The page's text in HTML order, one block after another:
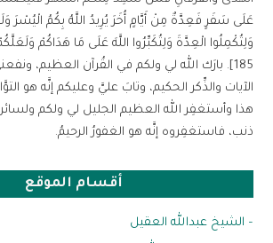
عَلَى سَفَرٍ فَعِدَّةٌ مِنْ أَيَّامٍ أُخَرَ يُرِيدُ اللَّهُ بِكُمُ الْيُسْرَ
وَلِتُكْمِلُوا الْعِدَّةَ وَلِتُكَبِّرُوا اللَّهَ عَلَى مَا هَدَاكُمْ
185]. بارَك الله لي ولكم في القُرآن العظيم،
الآيات والذِّكر الحكيم، وتابَ عليَّ وعليكم إنَّه هو
هذا وأستغفِر الله العظيم الجليل لي ولكم
ذنب، فاستغفِروه إنَّه هو الغفورُ الرحيمُ.
أقسام الموقع
– الشيخ عبدالله العقيل